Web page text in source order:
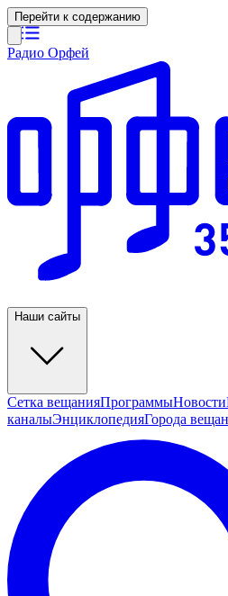
Перейти к содержанию
Радио Орфей
Наши сайты
Сетка вещанияПрограммыНовости
каналыЭнциклопедияГорода